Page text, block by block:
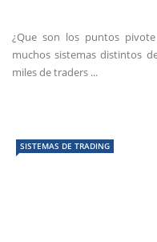
¿Que son los puntos
muchos sistemas distintos
miles de traders ...
SISTEMAS DE TRADING